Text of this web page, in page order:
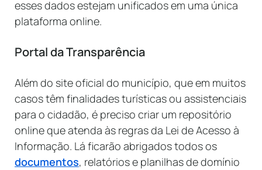
esses dados estejam unificados em uma única
plataforma online.
Portal da Transparência
Além do site oficial do município, que em muitos
casos têm finalidades turísticas ou assistenciais
para o cidadão, é preciso criar um repositório
online que atenda às regras da Lei de Acesso à
Informação. Lá ficarão abrigados todos os
documentos, relatórios e planilhas de domínio